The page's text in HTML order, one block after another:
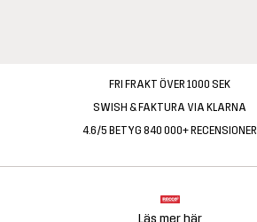
FRI FRAKT ÖVER 1000 SEK
SWISH & FAKTURA VIA KLARNA
4.6/5 BETYG 840 000+ RECENSIONER
Läs mer här